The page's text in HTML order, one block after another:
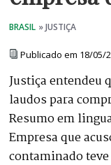
Publicado em 18/05/
Justiça entendeu
laudos para
Resumo em
Empresa que
contaminado